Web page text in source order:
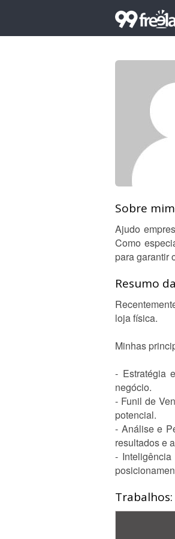
Sobre
Ajudo
Como
para garantir
Resumo
loja física.
Minhas
- Estratégia
negócio.
- Funil de
potencial.
- Análise e
resultados e
-
Trabalhos: